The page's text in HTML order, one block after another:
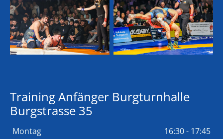
Training Anfänger Burgturnhalle
Burgstrasse 35
Montag
16:30 - 17:45